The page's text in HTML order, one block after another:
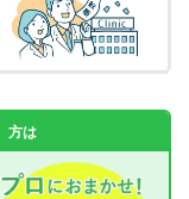
方は